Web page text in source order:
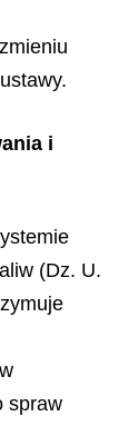
i
(Dz. U.
spraw